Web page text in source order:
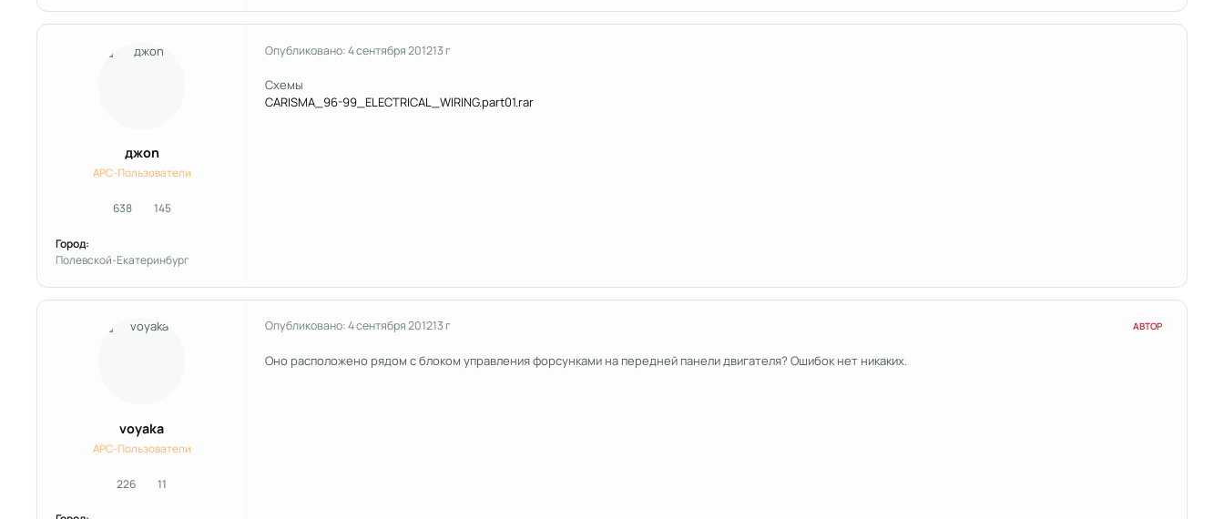
джоn
APC-Пользователи
638
сообщения
145Репутация
Город:
Полевской-Екатеринбург
Опубликовано:4 сентября 201213 г
Cхемы
CARISMA_96-99_ELECTRICAL_WIRING.part01.rar
voyaka
APC-Пользователи
226сообщения
11Репутация
Опубликовано:4 сентября 201213 г АВТОР
Оно расположено рядом с блоком управления форсунками на передней панели двигателя? Ошибок нет никаких.